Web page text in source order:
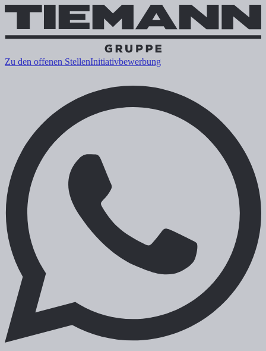
Zu den offenen StellenInitiativbewerbung